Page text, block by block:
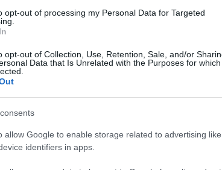
opt-out of processing my Personal Data for Targeted
opt-out of Collection, Use, Retention, Sale, and/or
Data that Is Unrelated with the Purposes for
allow Google to enable storage related to advertising
identifiers in apps.
Wine Awards